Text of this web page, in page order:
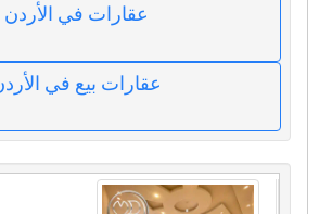
عقارات في الأردن
عقارات بيع في